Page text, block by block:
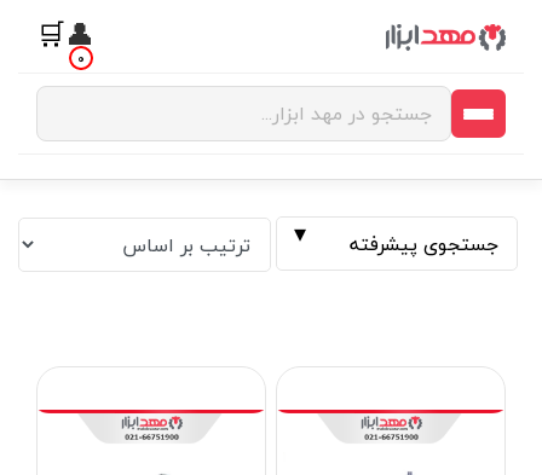
👤
🛒 0
جستجوی پیشرفته